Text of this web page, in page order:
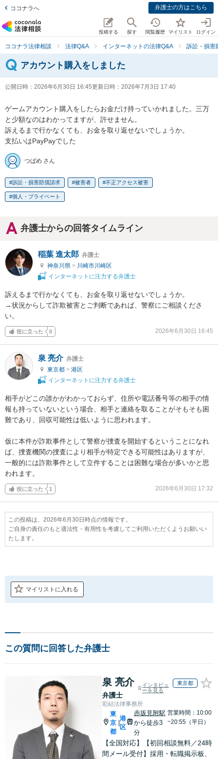
ココナラへ 弁護士の方はこちら
投稿する 探す 閲覧履歴 マイリスト ログイン
ココナラ法律相談 法律Q&A インターネットの法律Q&A 訴訟・損害
アカウント購入をしました
公開日時： 2026年6月30日 16:45更新日時： 2026年7月3日 17:40
ゲームアカウント購入をしたらお金だけ持っていかれました。三万
と少額なのはわかってますが、許せません。
訴えるまで行かなくても、お金を取り返せないでしょうか。
支払いはPayPayでした
つばめ さん
訴訟・損害賠償請求 被害者 不正アクセス被害
個人・プライベート
弁護士からの回答タイムライン
稲葉 進太郎 弁護士
神奈川県 > 川崎市川崎区
インターネットに注力する弁護士
訴えるまで行かなくても、お金を取り返せないでしょうか。
→状況からして詐欺被害とご判断であれば、警察にご相談くださ
い。
役に立った 0 2026年6月30日 16:45
泉 亮介 弁護士
東京都 > 港区
インターネットに注力する弁護士
相手がどこの誰かがわかっておらず、住所や電話番号等の相手の情
報も持っていないという場合、相手と連絡を取ることがそもそも困
難であり、回収可能性は低いように思われます。
仮に本件が詐欺事件として警察が捜査を開始するということになれ
ば、捜査機関の捜査により相手が特定できる可能性はありますが、
一般的には詐欺事件として立件することは困難な場合が多いかと思
われます。
役に立った 1 2026年6月30日 17:32
この投稿は、2026年6月30日時点の情報です。
ご自身の責任のもと適法性・有用性を考慮してご利用いただくようお願いい
たします。
マイリストに入れる
この質問に回答した弁護士
泉 亮介
弁護士
インタビュ
ーを見る
東京都
彩結法律事務所
東
京
都
港
区
赤坂見附駅
から徒歩3
分
営業時間：10:00
~20:55（平日）
【全国対応】【初回相談無料／24時
間メール受付】採用・転職掲示板、